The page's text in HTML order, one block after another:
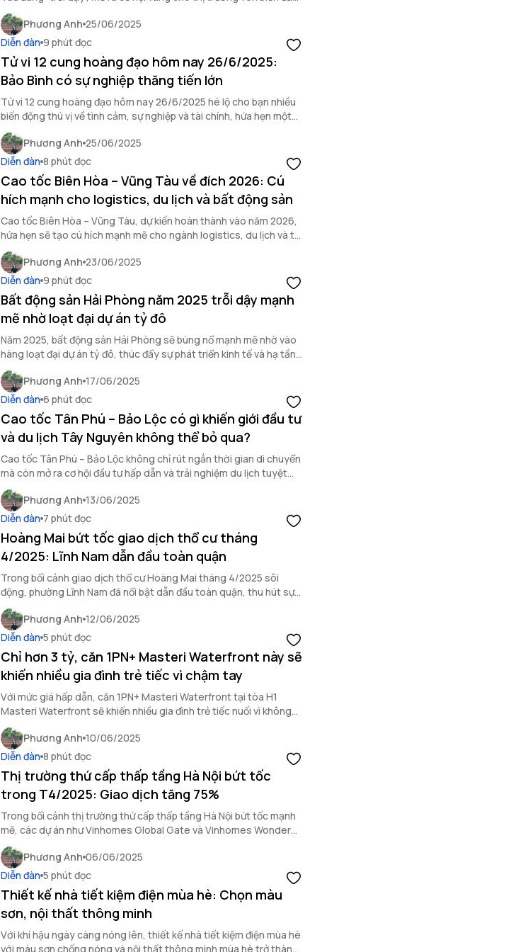
tiềm năng này.
Phương Anh 25/06/2025
Diễn đàn 9 phút đọc
Tử vi 12 cung hoàng đạo hôm nay 26/6/2025:
Bảo Bình có sự nghiệp thăng tiến lớn
Tử vi 12 cung hoàng đạo hôm nay 26/6/2025 hé lộ cho bạn nhiều
biến động thú vị về tình cảm, sự nghiệp và tài chính, hứa hẹn một
ngày đầy màu sắc cảm xúc.
Phương Anh 25/06/2025
Diễn đàn 8 phút đọc
Cao tốc Biên Hòa – Vũng Tàu về đích 2026: Cú
hích mạnh cho logistics, du lịch và bất động sản
Cao tốc Biên Hòa – Vũng Tàu, dự kiến hoàn thành vào năm 2026,
hứa hẹn sẽ tạo cú hích mạnh mẽ cho ngành logistics, du lịch và thị
trường bất động sản.
Phương Anh 23/06/2025
Diễn đàn 9 phút đọc
Bất động sản Hải Phòng năm 2025 trỗi dậy mạnh
mẽ nhờ loạt đại dự án tỷ đô
Năm 2025, bất động sản Hải Phòng sẽ bùng nổ mạnh mẽ nhờ vào
hàng loạt đại dự án tỷ đô, thúc đẩy sự phát triển kinh tế và hạ tầng
thành phố.
Phương Anh 17/06/2025
Diễn đàn 6 phút đọc
Cao tốc Tân Phú – Bảo Lộc có gì khiến giới đầu tư
và du lịch Tây Nguyên không thể bỏ qua?
Cao tốc Tân Phú – Bảo Lộc không chỉ rút ngắn thời gian di chuyển
mà còn mở ra cơ hội đầu tư hấp dẫn và trải nghiệm du lịch tuyệt
vời cho Tây Nguyên.
Phương Anh 13/06/2025
Diễn đàn 7 phút đọc
Hoàng Mai bứt tốc giao dịch thổ cư tháng
4/2025: Lĩnh Nam dẫn đầu toàn quận
Trong bối cảnh giao dịch thổ cư Hoàng Mai tháng 4/2025 sôi
động, phường Lĩnh Nam đã nổi bật dẫn đầu toàn quận, thu hút sự
quan tâm của nhiều nhà đầu tư.
Phương Anh 12/06/2025
Diễn đàn 5 phút đọc
Chỉ hơn 3 tỷ, căn 1PN+ Masteri Waterfront này sẽ
khiến nhiều gia đình trẻ tiếc vì chậm tay
Với mức giá hấp dẫn, căn 1PN+ Masteri Waterfront tại tòa H1
Masteri Waterfront sẽ khiến nhiều gia đình trẻ tiếc nuối vì không
nhanh tay chớp lấy.
Phương Anh 10/06/2025
Diễn đàn 8 phút đọc
Thị trường thứ cấp thấp tầng Hà Nội bứt tốc
trong T4/2025: Giao dịch tăng 75%
Trong bối cảnh thị trường thứ cấp thấp tầng Hà Nội bứt tốc mạnh
mẽ, các dự án như Vinhomes Global Gate và Vinhomes Wonder
City ghi nhận giao dịch tăng.
Phương Anh 06/06/2025
Diễn đàn 5 phút đọc
Thiết kế nhà tiết kiệm điện mùa hè: Chọn màu
sơn, nội thất thông minh
Với khí hậu ngày càng nóng lên, thiết kế nhà tiết kiệm điện mùa hè
với màu sơn chống nóng và nội thất thông minh mùa hè trở thành